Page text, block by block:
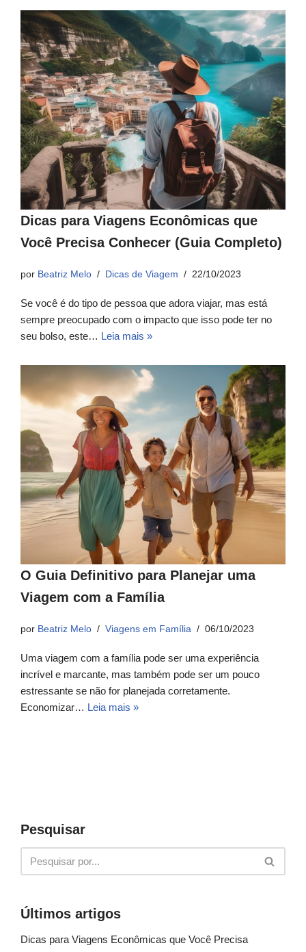
Dicas para Viagens Econômicas que
Você Precisa Conhecer (Guia Completo)
por Beatriz Melo Dicas de Viagem 22/10/2023
Se você é do tipo de pessoa que adora viajar, mas está
sempre preocupado com o impacto que isso pode ter no
seu bolso, este… Leia mais »
O Guia Definitivo para Planejar uma
Viagem com a Família
por Beatriz Melo Viagens em Família 06/10/2023
Uma viagem com a família pode ser uma experiência
incrível e marcante, mas também pode ser um pouco
estressante se não for planejada corretamente.
Economizar… Leia mais »
Pesquisar
Últimos artigos
Dicas para Viagens Econômicas que Você Precisa